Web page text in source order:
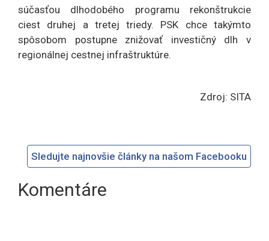
súčasťou dlhodobého programu rekonštrukcie
ciest druhej a tretej triedy. PSK chce takýmto
spôsobom postupne znižovať investičný dlh v
regionálnej cestnej infraštruktúre.
Zdroj: SITA
Sledujte najnovšie články na našom Facebooku
Komentáre